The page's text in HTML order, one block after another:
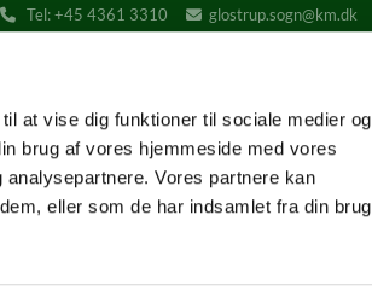
at vise dig funktioner til sociale medier og
brug af vores hjemmeside med vores
Vores partnere kan
eller som de har indsamlet fra din brug
 Tel: +45 4361 3310  glostrup.sogn@km.dk
1, 2600 Glostrup
Landevej 1, 2600 Glostrup